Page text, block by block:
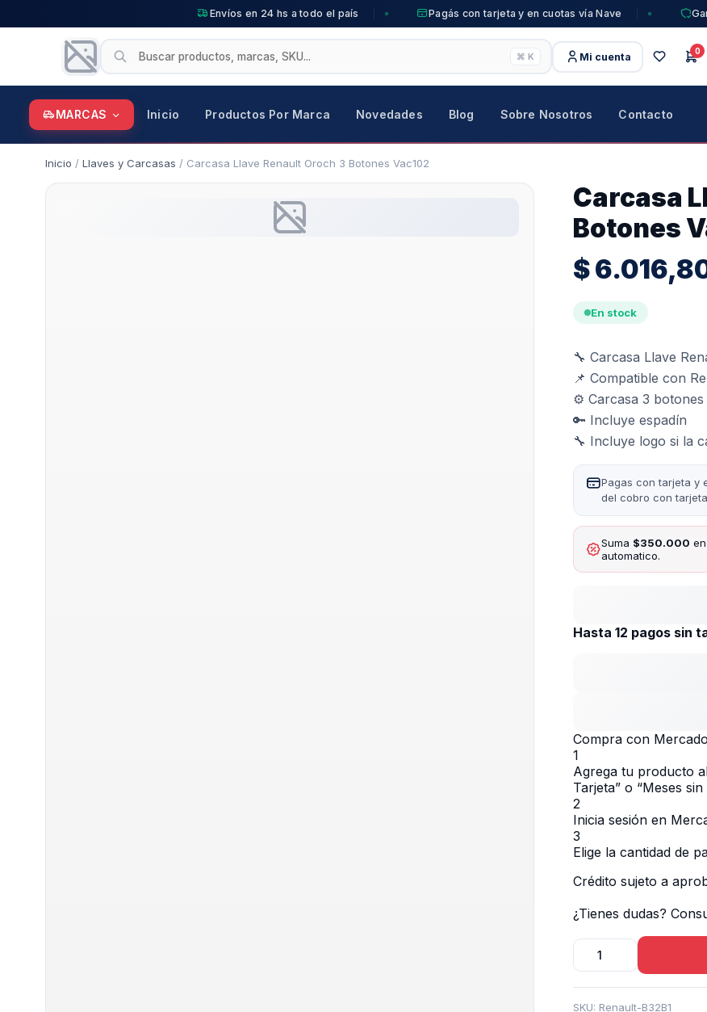
Envíos en 24 hs a todo el país Pagás con tarjeta y en cuotas vía Nave
⌘ K Mi cuenta 0
MARCAS Inicio Productos Por Marca Novedades Blog Sobre Nosotros Contacto
Inicio / Llaves y Carcasas / Carcasa Llave Renault Oroch 3 Botones Vac102
Carcasa
Botones
$
En stock
🔧 Carcasa Llave
📌 Compatible con
⚙️ Carcasa 3
🔑 Incluye espadín
🔧 Incluye logo si la
Pagas con tarjeta y
del cobro con
Suma $350.000
automatico.
Hasta 12 pagos sin
Compra con
1
Agrega tu producto
Tarjeta” o “Meses sin
2
Inicia sesión en
3
Elige la cantidad de
Crédito sujeto a
¿Tienes dudas?
Carcasa
Llave
SKU: Renault-B32B1